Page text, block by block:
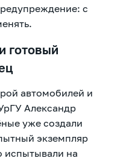
с
готовый
автомобилей и
Александр
уже создали
экземпляр
испытывали на